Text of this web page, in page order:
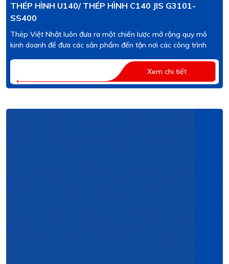
THÉP HÌNH U140/ THÉP HÌNH C140 JIS G3101-
SS400
Thép Việt Nhật luôn đưa ra một chiến lược mở rộng quy mô
kinh doanh để đưa các sản phẩm đến tận nơi các công trình
Xem chi tiết